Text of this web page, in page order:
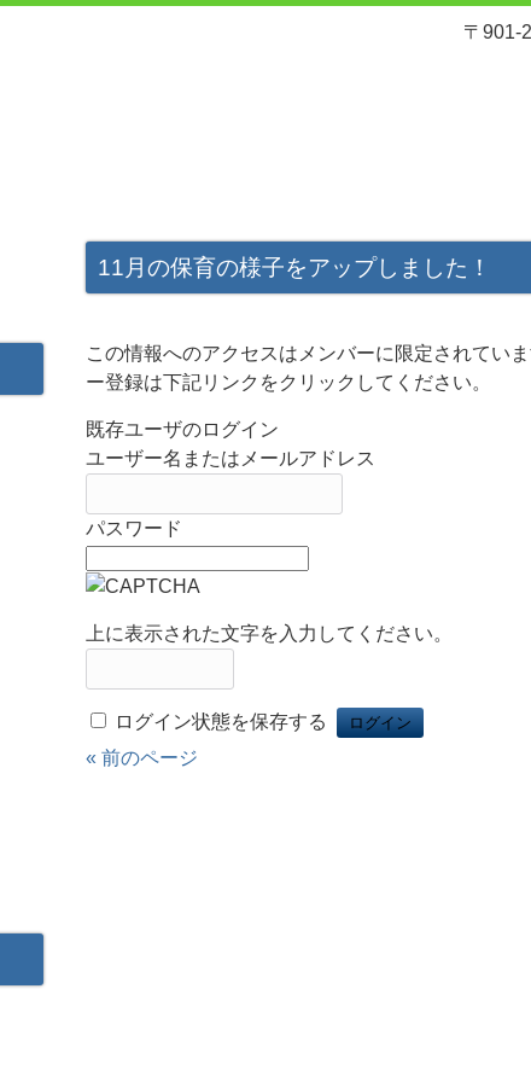
〒901-
11月の保育の様子をアップしました！
この情報へのアクセスはメンバーに限定されてい
ー登録は下記リンクをクリックしてください。
既存ユーザのログイン
ユーザー名またはメールアドレス
パスワード
上に表示された文字を入力してください。
ログイン状態を保存する
« 前のページ